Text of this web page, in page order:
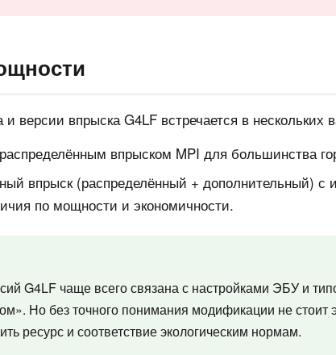
версии впрыска G4LF встречается в нескольких
впрыском MPI для большинства
впрыск (распределённый + дополнительный) с
по мощности и экономичности.
G4LF чаще всего связана с настройками ЭБУ и
Но без точного понимания модификации не стоит
ресурс и соответствие экологическим нормам.